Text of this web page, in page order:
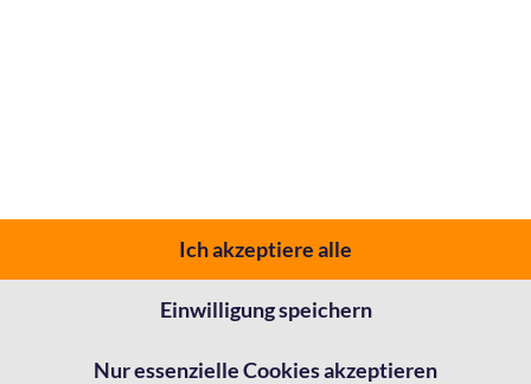
Verarbeitung Ihrer Daten erfolgt zum Zweck der Bereitstellung
Weitere Informationen zur Datenverarbeitung und Ihren
finden Sie in unsererDatenschutzerklärung.
freiwillig. Ich kann sie jederzeit mit Wirkung für die Zukunft
Ich akzeptiere alle
Einwilligung speichern
Nur essenzielle Cookies akzeptieren